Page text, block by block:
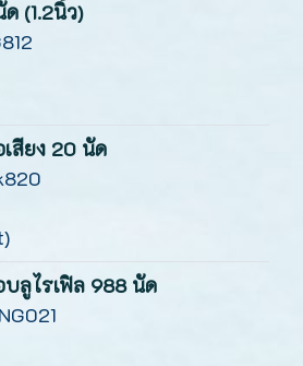
(1.2นิ้ว)
สียง 20 นัด
ลูไรเฟิล 988 นัด